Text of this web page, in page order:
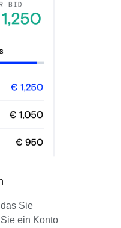
Sie
ein Konto